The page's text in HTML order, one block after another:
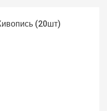
(20шт)